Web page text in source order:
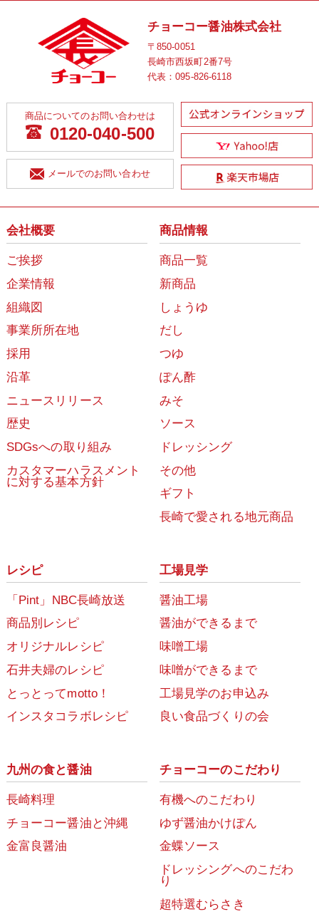
チョーコー醤油株式会社
〒850-0051
長崎市西坂町2番7号
代表：095-826-6118
商品についてのお問い合わせは
0120-040-500
メールでのお問い合わせ
会社概要
ご挨拶
企業情報
組織図
事業所所在地
採用
沿革
ニュースリリース
歴史
SDGsへの取り組み
カスタマーハラスメント
に対する基本方針
商品情報
商品一覧
新商品
しょうゆ
だし
つゆ
ぽん酢
みそ
ソース
ドレッシング
その他
ギフト
長崎で愛される地元商品
レシピ
「Pint」NBC長崎放送
商品別レシピ
オリジナルレシピ
石井夫婦のレシピ
とっとってmotto！
インスタコラボレシピ
工場見学
醤油工場
醤油ができるまで
味噌工場
味噌ができるまで
工場見学のお申込み
良い食品づくりの会
九州の食と醤油
長崎料理
チョーコー醤油と沖縄
金富良醤油
チョーコーのこだわり
有機へのこだわり
ゆず醤油かけぽん
金蝶ソース
ドレッシングへのこだわ
り
超特選むらさき